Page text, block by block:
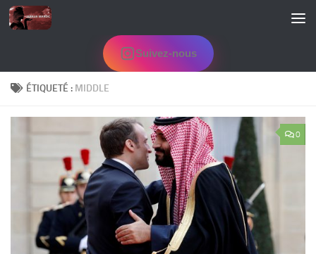
Skip to content
Suivez-nous
ÉTIQUETÉ : MIDDLE
0